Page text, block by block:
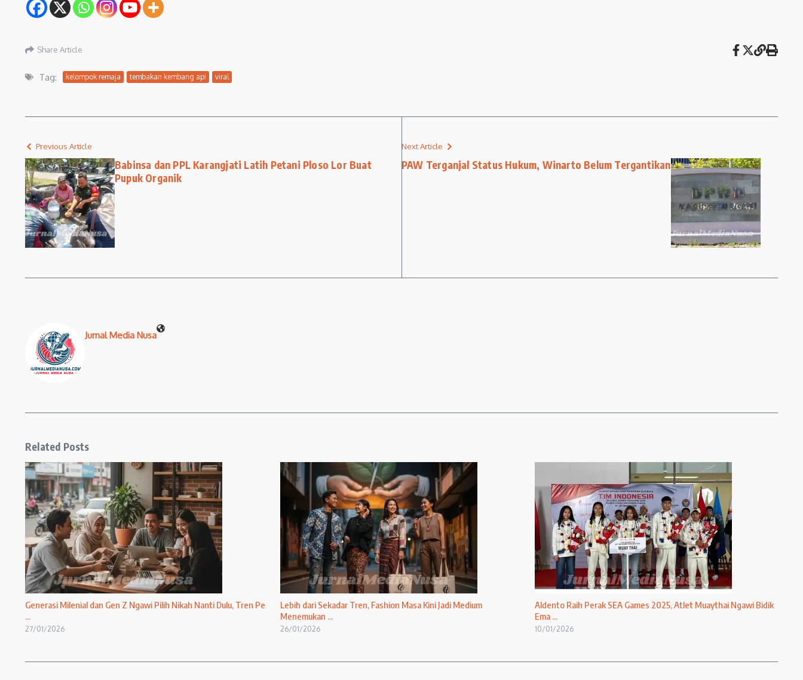
Share Article
Tag: kelompok remaja tembakan kembang api viral
Previous Article
Babinsa dan PPL Karangjati Latih Petani Ploso Lor Buat
Pupuk Organik
Next Article
PAW Terganjal Status Hukum, Winarto Belum Tergantikan
Jurnal Media Nusa
Related Posts
Generasi Milenial dan Gen Z Ngawi Pilih Nikah Nanti Dulu, Tren Pe
...
27/01/2026
Lebih dari Sekadar Tren, Fashion Masa Kini Jadi Medium
Menemukan ...
26/01/2026
Aldento Raih Perak SEA Games 2025, Atlet Muaythai Ngawi Bidik
Ema ...
10/01/2026